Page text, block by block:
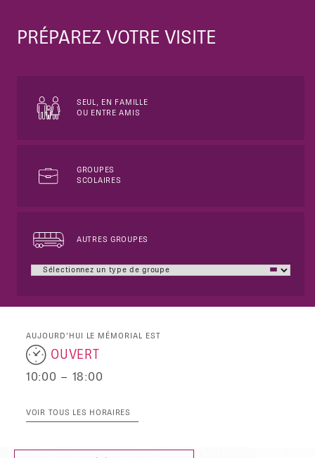
PRÉPAREZ VOTRE VISITE
SEUL, EN FAMILLE
OU ENTRE AMIS
GROUPES
SCOLAIRES
AUTRES GROUPES
AUJOURD’HUI LE MÉMORIAL EST
OUVERT
10:00 – 18:00
VOIR TOUS LES HORAIRES